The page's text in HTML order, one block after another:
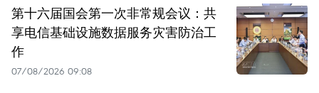
第十六届国会第一次非常规会议：共
享电信基础设施数据服务灾害防治工
作
07/08/2026 09:08